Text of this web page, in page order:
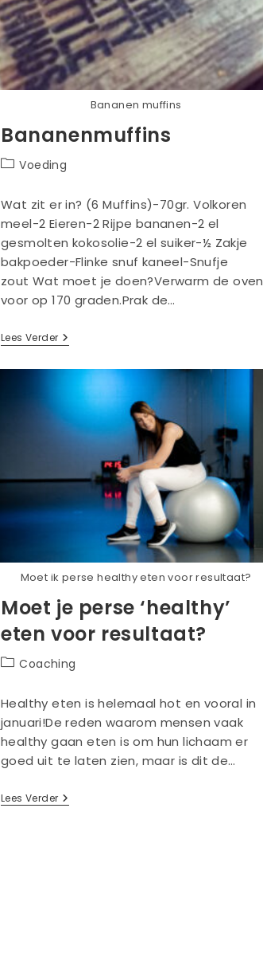
Bananen muffins
Bananenmuffins
Berichtcategorie:
Voeding
Wat zit er in? (6 Muffins)-70gr. Volkoren
meel-2 Eieren-2 Rijpe bananen-2 el
gesmolten kokosolie-2 el suiker-½ Zakje
bakpoeder-Flinke snuf kaneel-Snufje
zout Wat moet je doen?Verwarm de oven
voor op 170 graden.Prak de…
Lees VerderBananenmuffins
Moet ik perse healthy eten voor resultaat?
Moet je perse ‘healthy’
eten voor resultaat?
Berichtcategorie:
Coaching
Healthy eten is helemaal hot en vooral in
januari!De reden waarom mensen vaak
healthy gaan eten is om hun lichaam er
goed uit te laten zien, maar is dit de…
Lees VerderMoet
Je